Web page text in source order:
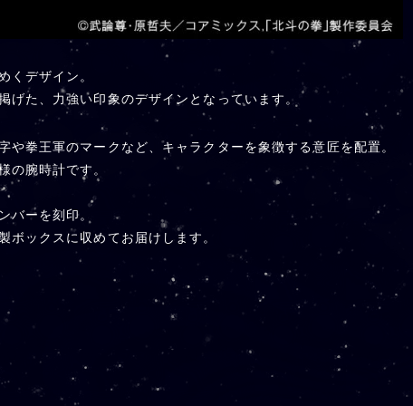
くデザイン。
た、力強い印象のデザインとなっています。
拳王軍のマークなど、キャラクターを象徴する意匠を配置。
の腕時計です。
バーを刻印。
ックスに収めてお届けします。